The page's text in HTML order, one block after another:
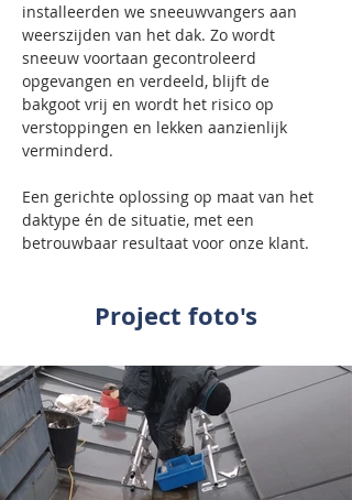
installeerden we sneeuwvangers aan
weerszijden van het dak. Zo wordt
sneeuw voortaan gecontroleerd
opgevangen en verdeeld, blijft de
bakgoot vrij en wordt het risico op
verstoppingen en lekken aanzienlijk
verminderd.
Een gerichte oplossing op maat van het
daktype én de situatie, met een
betrouwbaar resultaat voor onze klant.
Project foto's